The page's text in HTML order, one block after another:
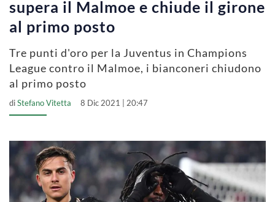
supera il Malmoe e chiude il girone
al primo posto
Tre punti d'oro per la Juventus in Champions
League contro il Malmoe, i bianconeri chiudono
al primo posto
diStefano Vitetta 8 Dic 2021 | 20:47